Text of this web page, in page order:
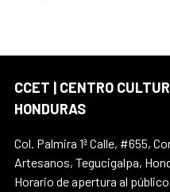
CCET | CENTRO
HONDURAS
Col. Palmira 1ª Calle, #655,
Artesanos, Tegucigalpa,
Horario de apertura al